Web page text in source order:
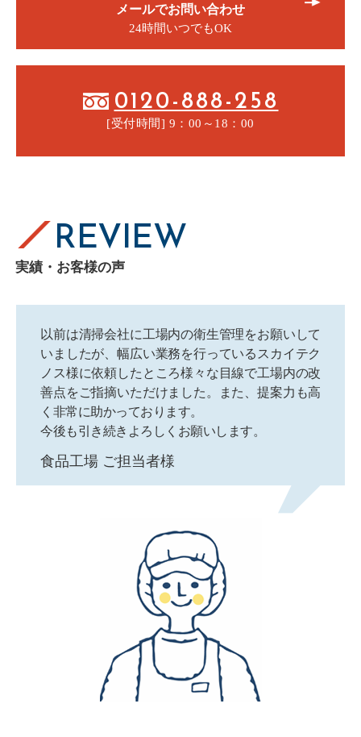
メールでお問い合わせ
24時間いつでもOK
0120-888-258
[受付時間] 9：00～18：00
REVIEW
実績・お客様の声
以前は清掃会社に工場内の衛生管理をお願いして
いましたが、幅広い業務を行っているスカイテク
ノス様に依頼したところ様々な目線で工場内の改
善点をご指摘いただけました。また、提案力も高
く非常に助かっております。
今後も引き続きよろしくお願いします。
食品工場 ご担当者様